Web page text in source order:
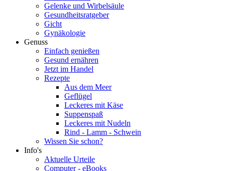
Gelenke und Wirbelsäule
Gesundheitsratgeber
Gicht
Gynäkologie
Genuss
Einfach genießen
Gesund ernähren
Jetzt im Handel
Rezepte
Aus dem Meer
Geflügel
Leckeres mit Käse
Suppenspaß
Leckeres mit Nudeln
Rind - Lamm - Schwein
Wissen Sie schon?
Info's
Aktuelle Urteile
Computer - eBooks